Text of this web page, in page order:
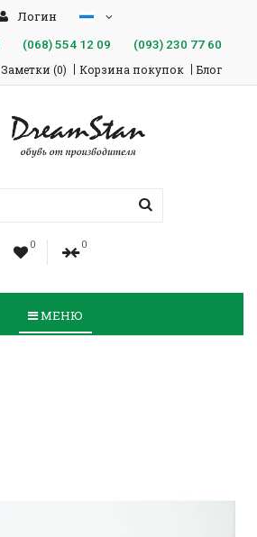
Логин
(068)554 12 09 (093)230 77 60
Заметки (0) Корзина покупок Блог
0 0
МЕНЮ